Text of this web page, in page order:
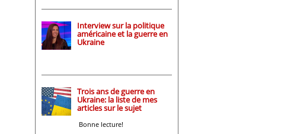
Interview sur la politique
américaine et la guerre en
Ukraine
Trois ans de guerre en
Ukraine: la liste de mes
articles sur le sujet
Bonne lecture!